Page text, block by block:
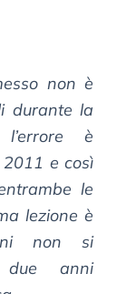
non è
durante la
è
e così
le
lezione è
non si
due anni